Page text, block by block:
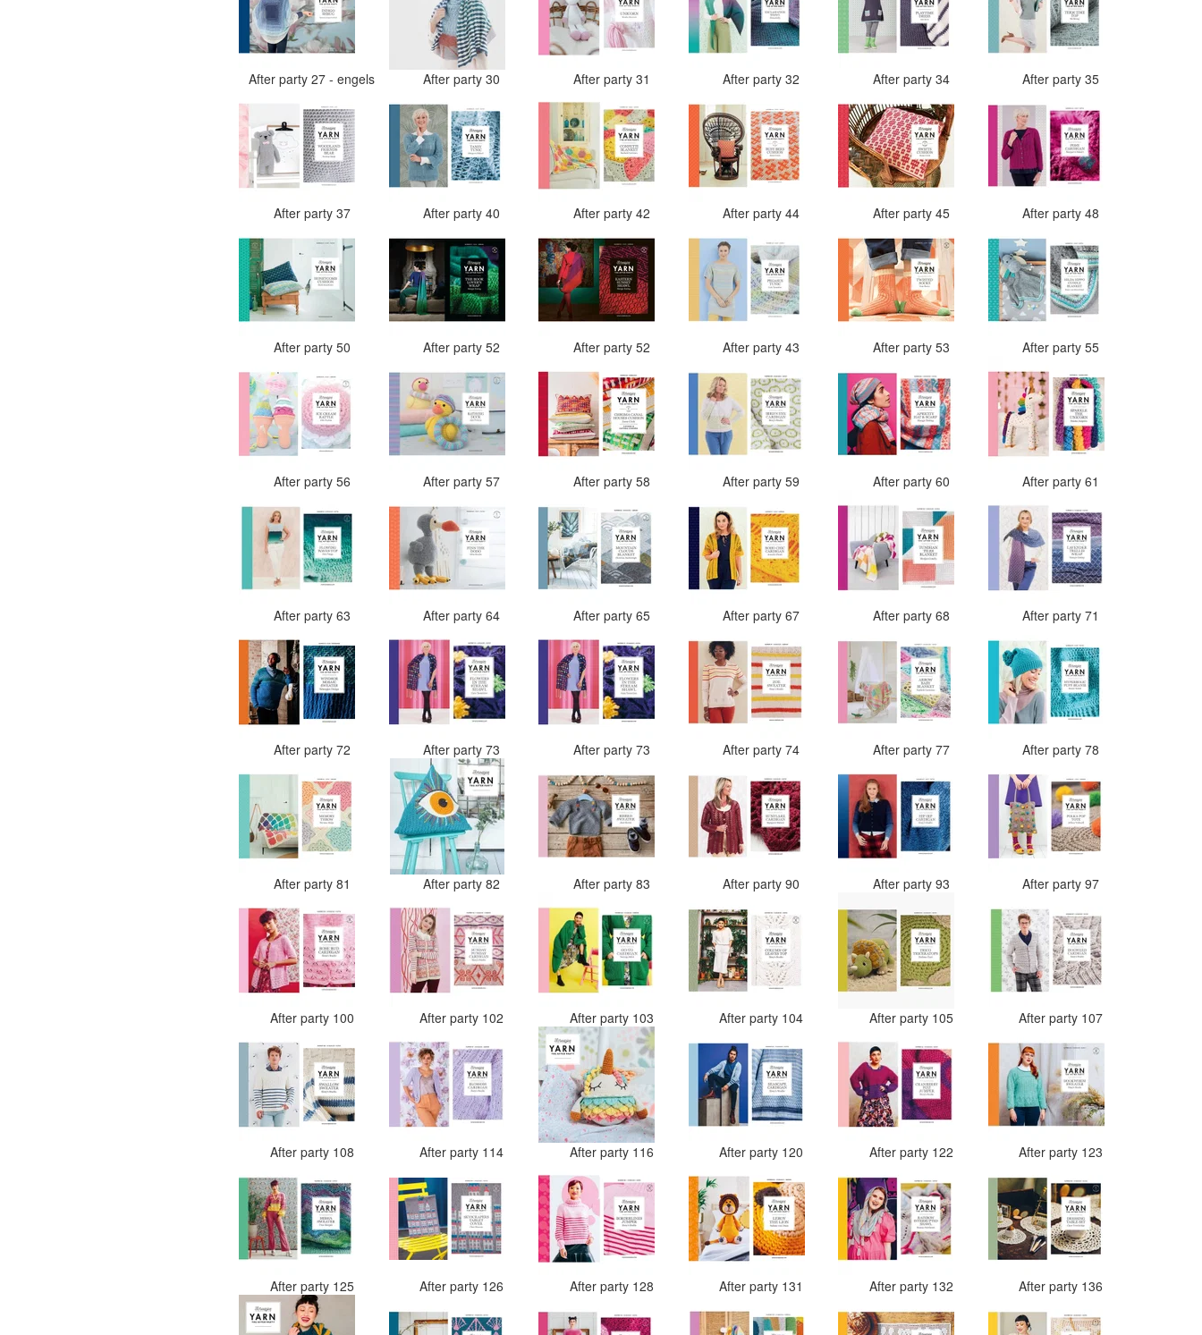
After party 27 - engels After party 30 After party 31 After party 32 After party 34 After party 35
After party 37 After party 40 After party 42 After party 44 After party 45 After party 48
After party 50 After party 52 After party 52 After party 43 After party 53 After party 55
After party 56 After party 57 After party 58 After party 59 After party 60 After party 61
After party 63 After party 64 After party 65 After party 67 After party 68 After party 71
After party 72 After party 73 After party 73 After party 74 After party 77 After party 78
After party 81 After party 82 After party 83 After party 90 After party 93 After party 97
After party 100 After party 102 After party 103 After party 104 After party 105 After party 107
After party 108 After party 114 After party 116 After party 120 After party 122 After party 123
After party 125 After party 126 After party 128 After party 131 After party 132 After party 136